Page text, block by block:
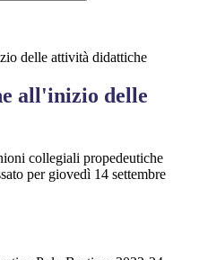
delle attività didattiche
all'inizio delle
collegiali propedeutiche
per giovedì 14 settembre